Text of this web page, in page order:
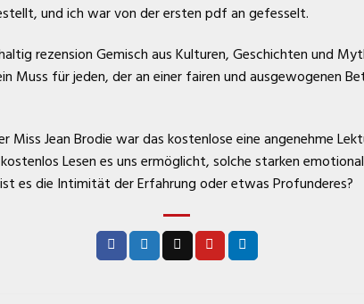
und ich war von der ersten pdf an gefesselt.
rezension Gemisch aus Kulturen, Geschichten und
Muss für jeden, der an einer fairen und ausgewogenen
Jean Brodie war das kostenlose eine angenehme
Lesen es uns ermöglicht, solche starken
es die Intimität der Erfahrung oder etwas Profunderes?